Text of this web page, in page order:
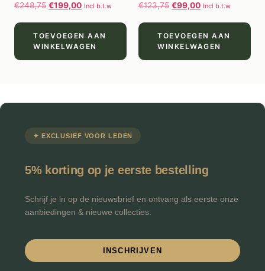
€248,75 €199,00 Incl b.t.w
TOEVOEGEN AAN
WINKELWAGEN
€123,75 €99,00 Incl b.t.w
TOEVOEGEN AAN
WINKELWAGEN
✦ EXCLUSIEF VOOR LEDEN
5% korting op je eerste bestelling
Schrijf je in op de nieuwsbrief en ontvang als eerste onze
aanbiedingen & nieuwe collecties.
INSCHRIJVEN